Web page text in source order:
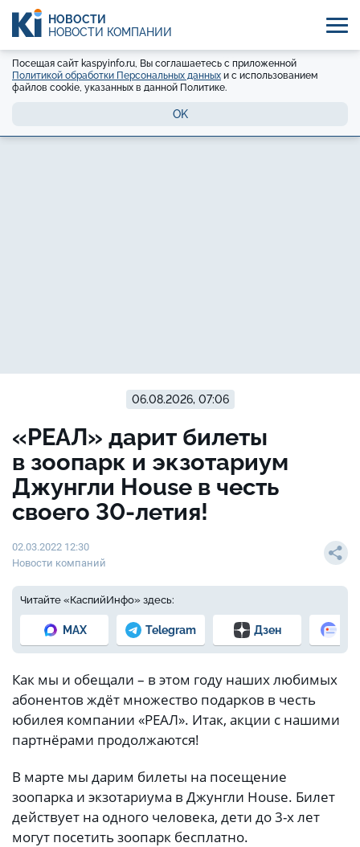
НОВОСТИ
НОВОСТИ КОМПАНИЙ
Посещая сайт kaspyinfo.ru, Вы соглашаетесь с приложенной
Политикой обработки Персональных данных и с использованием
файлов cookie, указанных в данной Политике.
OK
06.08.2026, 07:06
«РЕАЛ» дарит билеты
в зоопарк и экзотариум
Джунгли House в честь
своего 30-летия!
02.03.2022 12:30
Новости компаний
Читайте «КаспийИнфо» здесь:
MAX Telegram Дзен
Как мы и обещали – в этом году наших любимых
абонентов ждёт множество подарков в честь
юбилея компании «РЕАЛ». Итак, акции с нашими
партнёрами продолжаются!
В марте мы дарим билеты на посещение
зоопарка и экзотариума в Джунгли House. Билет
действует на одного человека, дети до 3-х лет
могут посетить зоопарк бесплатно.